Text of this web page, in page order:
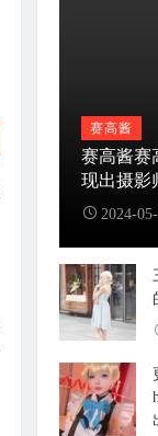
赛高酱
赛高酱赛
现出摄影
2024-